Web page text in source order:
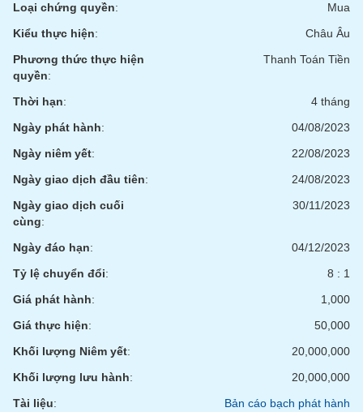
Loại chứng quyền:
Mua
Kiểu thực hiện:
Châu Âu
Phương thức thực hiện
quyền:
Thanh Toán Tiền
Thời hạn:
4 tháng
Ngày phát hành:
04/08/2023
Ngày niêm yết:
22/08/2023
Ngày giao dịch đầu tiên:
24/08/2023
Ngày giao dịch cuối
cùng:
30/11/2023
Ngày đáo hạn:
04/12/2023
Tỷ lệ chuyển đổi:
8 : 1
Giá phát hành:
1,000
Giá thực hiện:
50,000
Khối lượng Niêm yết:
20,000,000
Khối lượng lưu hành:
20,000,000
Tài liệu: Bản cáo bạch phát hành
tài
Công
đầu
tư
Truyền
thông
chính
Dữ
liệu